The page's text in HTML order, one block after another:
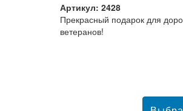
Артикул: 2428
Прекрасный подарок для
ветеранов!